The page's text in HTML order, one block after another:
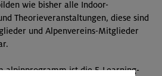
wie bisher alle Indoor-
Theorieveranstaltungen, diese sind
und Alpenvereins-Mitglieder
alpinprogramm ist die E-Learning-